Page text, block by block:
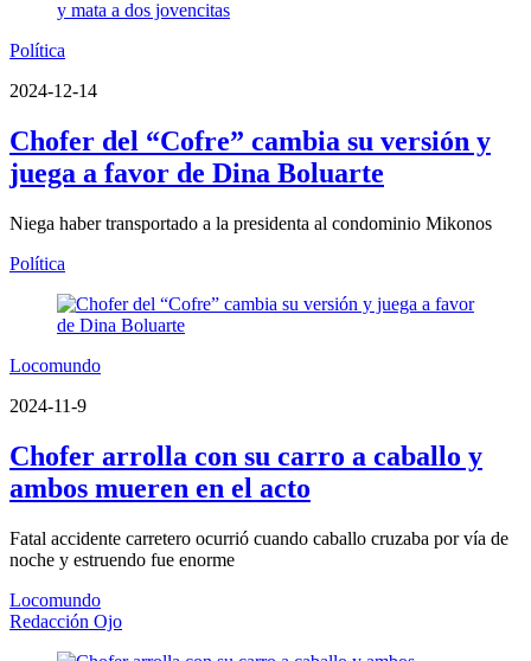
Política
2024-12-14
Chofer del “Cofre” cambia su versión y
juega a favor de Dina Boluarte
Niega haber transportado a la presidenta al condominio Mikonos
Política
Locomundo
2024-11-9
Chofer arrolla con su carro a caballo y
ambos mueren en el acto
Fatal accidente carretero ocurrió cuando caballo cruzaba por vía de
noche y estruendo fue enorme
Locomundo
Redacción Ojo